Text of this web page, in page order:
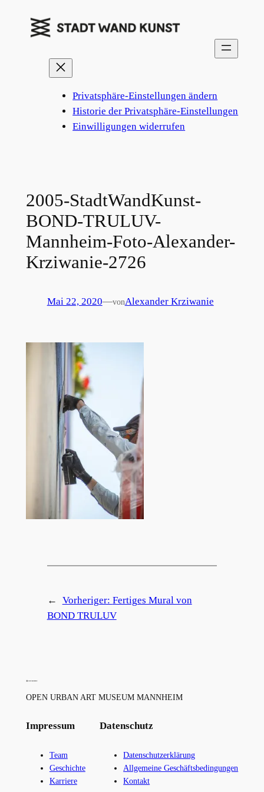
Privatsphäre-Einstellungen ändern
Historie der Privatsphäre-Einstellungen
Einwilligungen widerrufen
2005-StadtWandKunst-
BOND-TRULUV-
Mannheim-Foto-Alexander-
Krziwanie-2726
Mai 22, 2020—vonAlexander Krziwanie
← Vorheriger: Fertiges Mural von
BOND TRULUV
OPEN URBAN ART MUSEUM MANNHEIM
Impressum
Team
Geschichte
Karriere
Datenschutz
Datenschutzerklärung
Allgemeine Geschäftsbedingungen
Kontakt